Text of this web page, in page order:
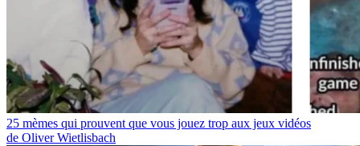
25 mèmes qui prouvent que vous jouez trop aux jeux vidéos
de Oliver Wietlisbach